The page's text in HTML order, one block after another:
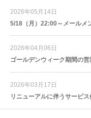
2026年05月14日
5/18（月）22:00～メールメ
2026年04月06日
ゴールデンウィーク期間の営
2026年03月17日
リニューアルに伴うサービ